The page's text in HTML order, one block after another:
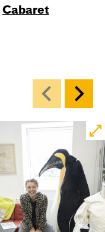
Cabaret